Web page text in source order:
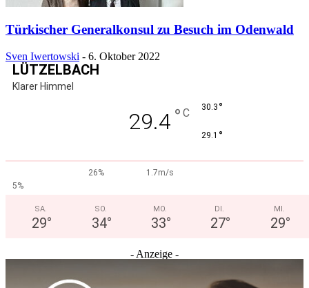
Türkischer Generalkonsul zu Besuch im Odenwald
Sven Iwertowski - 6. Oktober 2022
LÜTZELBACH
Klarer Himmel
29.4 ° C 30.3 °
29.1 °
26%
1.7m/s
5%
SA.
29°
SO.
34°
MO.
33°
DI.
27°
MI.
29°
- Anzeige -